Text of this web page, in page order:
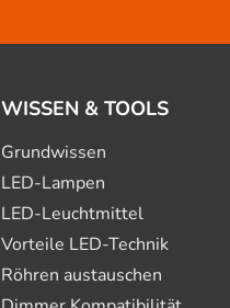
WISSEN & TOOLS
Grundwissen
LED-Lampen
LED-Leuchtmittel
Vorteile LED-Technik
Röhren austauschen